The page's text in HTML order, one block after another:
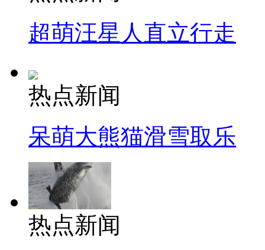
超萌汪星人直立行走
热点新闻
呆萌大熊猫滑雪取乐
热点新闻